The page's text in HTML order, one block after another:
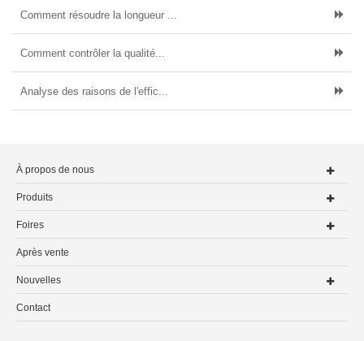
Comment résoudre la longueur ...
Comment contrôler la qualité...
Analyse des raisons de l'effic...
À propos de nous
Produits
Foires
Après vente
Nouvelles
Contact